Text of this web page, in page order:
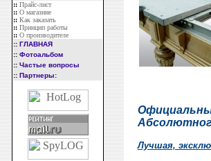
:: Прайс-лист
:: О магазине
:: Как заказать
:: Принцип работы
:: О производителе
:: ГЛАВНАЯ
:: Фотоальбом
:: Частые вопросы
:: Партнеры:
Лучшая,